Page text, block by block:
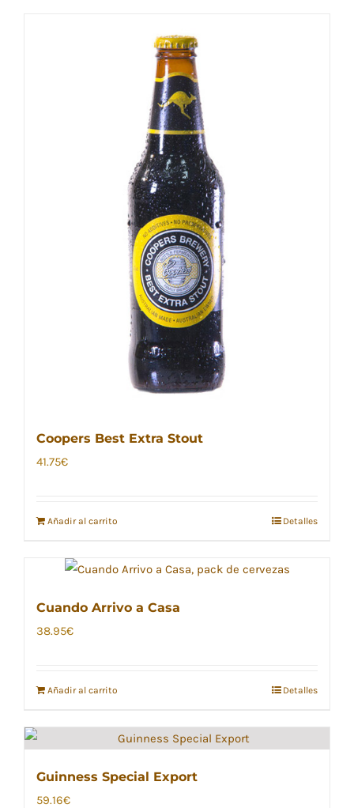
Coopers Best Extra Stout
41.75€
Añadir al carrito Detalles
Cuando Arrivo a Casa
38.95€
Añadir al carrito Detalles
Guinness Special Export
59.16€